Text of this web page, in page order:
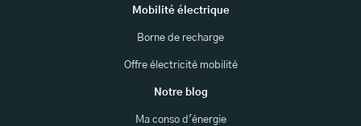
Mobilité électrique
Borne de recharge
Offre électricité mobilité
Notre blog
Ma conso d'énergie